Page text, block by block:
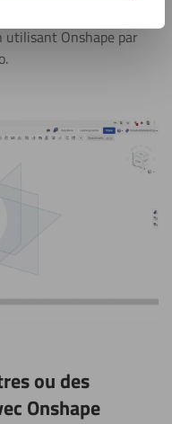
utilisant Onshape par
la vidéo
ou des
Onshape